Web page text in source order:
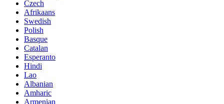
Czech
Afrikaans
Swedish
Polish
Basque
Catalan
Esperanto
Hindi
Lao
Albanian
Amharic
Armenian